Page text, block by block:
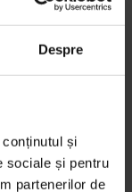
Despre
și
sociale și pentru
partenerilor de
II
o văd